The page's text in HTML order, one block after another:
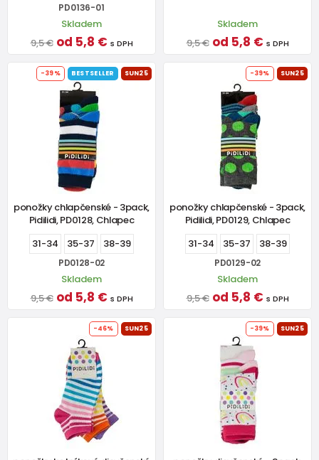
PD0136-01
Skladem
9,5 € od 5,8 € s DPH
Skladem
9,5 € od 5,8 € s DPH
-39% BESTSELLER SUN25
ponožky chlapčenské - 3pack,
Pidilidi, PD0128, Chlapec
31-34
35-37 38-39
PD0128-02
Skladem
9,5 € od 5,8 € s DPH
-39% SUN25
ponožky chlapčenské - 3pack,
Pidilidi, PD0129, Chlapec
31-34
35-37 38-39
PD0129-02
Skladem
9,5 € od 5,8 € s DPH
-46% SUN25 -39% SUN25